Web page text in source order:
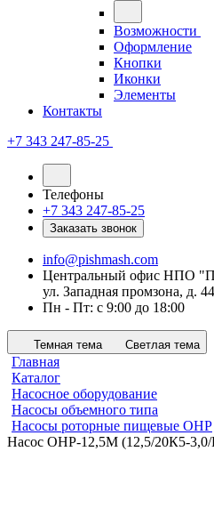
Возможности
Оформление
Кнопки
Иконки
Элементы
Контакты
+7 343 247-85-25
Телефоны
+7 343 247-85-25
Заказать звонок
info@pishmash.com
Центральный офис НПО
ул. Западная промзона, д. 44
Пн - Пт: с 9:00 до 18:00
Темная тема Светлая тема
Главная
Каталог
Насосное оборудование
Насосы объемного типа
Насосы роторные пищевые ОНР
Насос ОНР-12,5М (12,5/20К5-3,0/